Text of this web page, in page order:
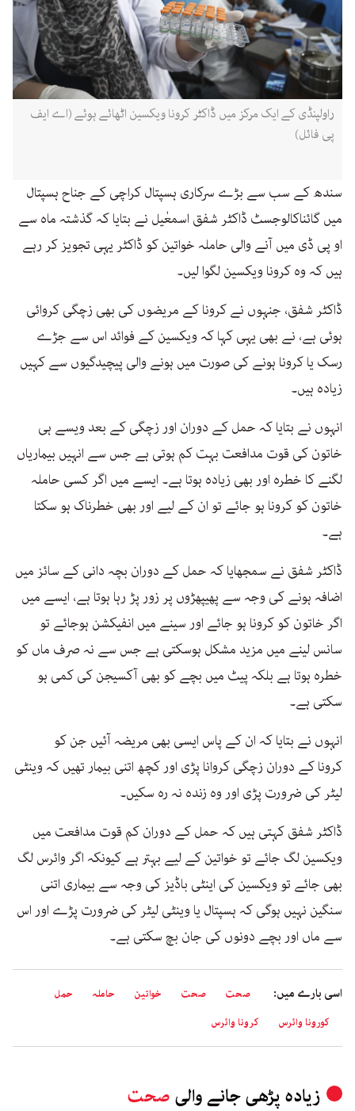
راولپنڈی کے ایک مرکز میں ڈاکٹر کرونا ویکسین اٹھائے ہوئے (اے ایف
پی فائل)
سندھ کے سب سے بڑے سرکاری ہسپتال کراچی کے جناح ہسپتال
میں گائناکالوجسٹ ڈاکٹر شفق اسمعٰیل نے بتایا کہ گذشتہ ماہ سے
او پی ڈی میں آنے والی حاملہ خواتین کو ڈاکٹر یہی تجویز کر رہے
ہیں کہ وہ کرونا ویکسین لگوا لیں۔
ڈاکٹر شفق، جنہوں نے کرونا کے مریضوں کی بھی زچگی کروائی
ہوئی ہے، نے بھی یہی کہا کہ ویکسین کے فوائد اس سے جڑے
رسک یا کرونا ہونے کی صورت میں ہونے والی پیچیدگیوں سے کہیں
زیادہ ہیں۔
انہوں نے بتایا کہ حمل کے دوران اور زچگی کے بعد ویسے ہی
خاتون کی قوت مدافعت بہت کم ہوتی ہے جس سے انہیں بیماریاں
لگنے کا خطرہ اور بھی زیادہ ہوتا ہے۔ ایسے میں اگر کسی حاملہ
خاتون کو کرونا ہو جائے تو ان کے لیے اور بھی خطرناک ہو سکتا
ہے۔
ڈاکٹر شفق نے سمجھایا کہ حمل کے دوران بچہ دانی کے سائز میں
اضافہ ہونے کی وجہ سے پھیپھڑوں پر زور پڑ رہا ہوتا ہے، ایسے میں
اگر خاتون کو کرونا ہو جائے اور سینے میں انفیکشن ہوجائے تو
سانس لینے میں مزید مشکل ہوسکتی ہے جس سے نہ صرف ماں کو
خطرہ ہوتا ہے بلکہ پیٹ میں بچے کو بھی آکسیجن کی کمی ہو
سکتی ہے۔
انہوں نے بتایا کہ ان کے پاس ایسی بھی مریضہ آئیں جن کو
کرونا کے دوران زچگی کروانا پڑی اور کچھ اتنی بیمار تھیں کہ وینٹی
لیٹر کی ضرورت پڑی اور وہ زندہ نہ رہ سکیں۔
ڈاکٹر شفق کہتی ہیں کہ حمل کے دوران کم قوت مدافعت میں
ویکسین لگ جائے تو خواتین کے لیے بہتر ہے کیونکہ اگر وائرس لگ
بھی جائے تو ویکسین کی اینٹی باڈیز کی وجہ سے بیماری اتنی
سنگین نہیں ہوگی کہ ہسپتال یا وینٹی لیٹر کی ضرورت پڑے اور اس
سے ماں اور بچے دونوں کی جان بچ سکتی ہے۔
اسی بارے میں: صحت صحت خواتین حاملہ
حمل
کورونا وائرس
کرونا وائرس
زیادہ پڑھی جانے والی صحت